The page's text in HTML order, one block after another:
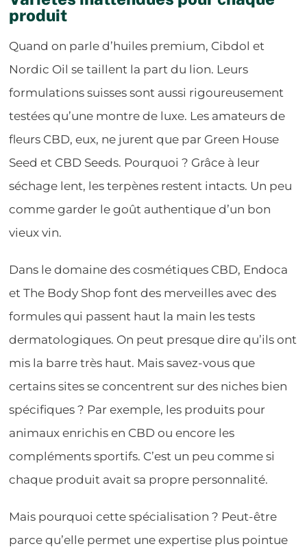
produit
Quand on parle d’huiles premium, Cibdol et
Nordic Oil se taillent la part du lion. Leurs
formulations suisses sont aussi rigoureusement
testées qu’une montre de luxe. Les amateurs de
fleurs CBD, eux, ne jurent que par Green House
Seed et CBD Seeds. Pourquoi ? Grâce à leur
séchage lent, les terpènes restent intacts. Un peu
comme garder le goût authentique d’un bon
vieux vin.
Dans le domaine des cosmétiques CBD, Endoca
et The Body Shop font des merveilles avec des
formules qui passent haut la main les tests
dermatologiques. On peut presque dire qu’ils ont
mis la barre très haut. Mais savez-vous que
certains sites se concentrent sur des niches bien
spécifiques ? Par exemple, les produits pour
animaux enrichis en CBD ou encore les
compléments sportifs. C’est un peu comme si
chaque produit avait sa propre personnalité.
Mais pourquoi cette spécialisation ? Peut-être
parce qu’elle permet une expertise plus pointue